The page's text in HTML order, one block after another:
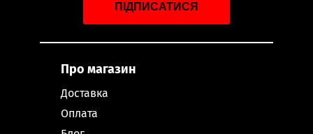
ПІДПИСАТИСЯ
Про магазин
Доставка
Оплата